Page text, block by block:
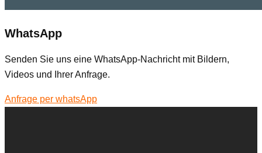
WhatsApp
Senden Sie uns eine WhatsApp-Nachricht mit Bildern,
Videos und Ihrer Anfrage.
Anfrage per whatsApp